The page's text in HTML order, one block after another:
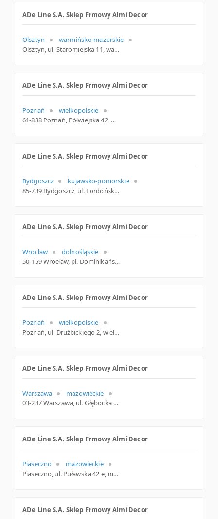
ADe Line S.A. Sklep Frmowy Almi Decor
Olsztyn
warmińsko-mazurskie
Olsztyn, ul. Staromiejska 11, warmińsko-mazurskie
ADe Line S.A. Sklep Frmowy Almi Decor
Poznań
wielkopolskie
61-888 Poznań, Półwiejska 42, woj. Wielkopolskie, pow. Poznań, gm. Poznań
ADe Line S.A. Sklep Frmowy Almi Decor
Bydgoszcz
kujawsko-pomorskie
85-739 Bydgoszcz, ul. Fordońska 141, kujawsko-pomorskie
ADe Line S.A. Sklep Frmowy Almi Decor
Wrocław
dolnośląskie
50-159 Wrocław, pl. Dominikański 3 / (Galeria Dominikańska), dolnośląskie
ADe Line S.A. Sklep Frmowy Almi Decor
Poznań
wielkopolskie
Poznań, ul. Drużbickiego 2, wielkopolskie
ADe Line S.A. Sklep Frmowy Almi Decor
Warszawa
mazowieckie
03-287 Warszawa, ul. Głębocka 15, mazowieckie
ADe Line S.A. Sklep Frmowy Almi Decor
Piaseczno
mazowieckie
Piaseczno, ul. Puławska 42 e, mazowieckie
ADe Line S.A. Sklep Frmowy Almi Decor